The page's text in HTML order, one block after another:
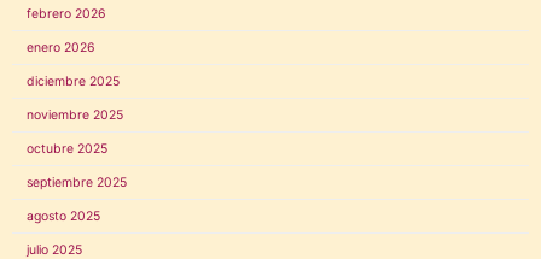
febrero 2026
enero 2026
diciembre 2025
noviembre 2025
octubre 2025
septiembre 2025
agosto 2025
julio 2025